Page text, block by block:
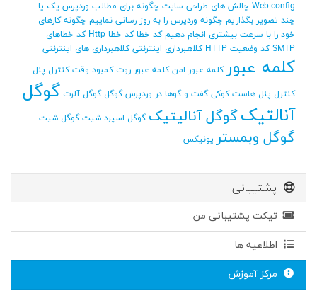
Web.config چالش های طراحی سایت چگونه برای مطالب وردپرس یک یا
چند تصویر بگذاریم چگونه وردپرس را به روز رسانی نماییم چگونه کارهای
خود را با سرعت بیشتری انجام دهیم کد خطا کد خطا Http
کد خطاهای
SMTP کد وضعیت HTTP کلاهبرداری اینترنتی کلاهبرداری های اینترنتی
کلمه عبور کلمه عبور امن کلمه عبور روت کمبود وقت کنترل پنل
کنترل پنل هاست کوکی گفت و گوها در وردپرس گوگل گوگل آلرت گوگل
آنالتیکگوگل آنالیتیک گوگل اسپرد شیت گوگل شیت
گوگل وبمستر یونیکس
پشتیبانی
تیکت پشتیبانی من
اطلاعیه ها
مرکز آموزش